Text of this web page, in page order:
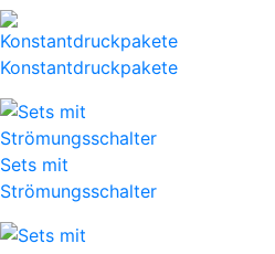
Konstantdruckpakete
Sets mit
Strömungsschalter